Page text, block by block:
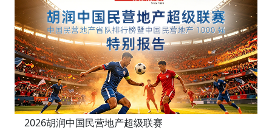
2026胡润中国民营地产超级联赛